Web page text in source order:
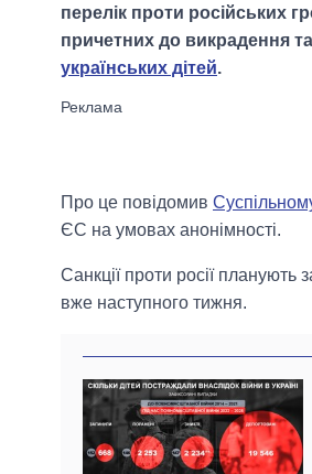
перелік проти російських
причетних до викрадення та
українських дітей.
Про це повідомив
ЄС на умовах анонімності.
Санкції проти росії планують
вже наступного тижня.